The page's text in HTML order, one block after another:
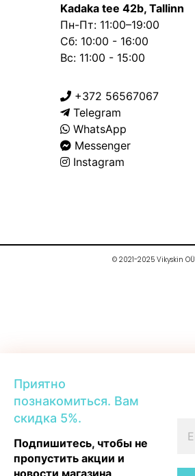
Приятно
познакомиться. Вам
скидка 5%.
Подпишитесь, чтобы не
пропустить акции и
новости магазина
Kadaka tee 42b, Tallinn
Пн-Пт: 11:00–19:00
Сб: 10:00 - 16:00
Вс: 11:00 - 15:00
+372 56567067
Telegram
WhatsApp
Messenger
Instagram
© 2021-2025 Vikyskin OÜ